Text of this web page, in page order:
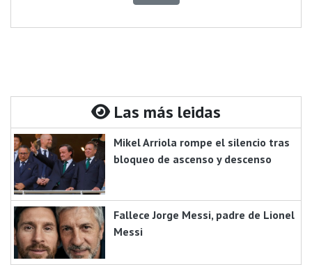
Las más leidas
Mikel Arriola rompe el silencio tras
bloqueo de ascenso y descenso
Fallece Jorge Messi, padre de Lionel
Messi